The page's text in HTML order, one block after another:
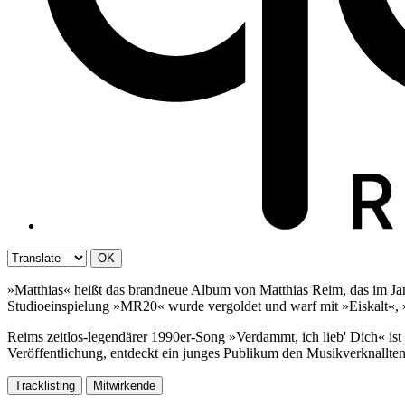
OK
»Matthias« heißt das brandneue Album von Matthias Reim, das im
Studioeinspielung »MR20« wurde vergoldet und warf mit
Reims zeitlos-legendärer 1990er-Song »Verdammt, ich lieb' Dich«
Veröffentlichung, entdeckt ein junges Publikum den
Tracklisting Mitwirkende